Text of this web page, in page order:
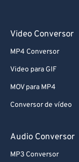
Video Conversor
MP4 Conversor
Video para GIF
MOV para MP4
Conversor de vídeo
Audio Conversor
MP3 Conversor